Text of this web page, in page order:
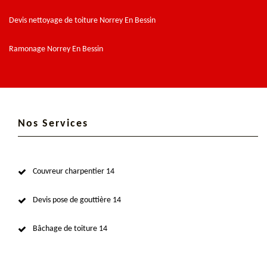
Devis nettoyage de toiture Norrey En Bessin
Ramonage Norrey En Bessin
Nos Services
Couvreur charpentier 14
Devis pose de gouttière 14
Bâchage de toiture 14